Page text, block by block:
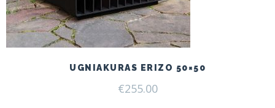
UGNIAKURAS ERIZO 50×50
€255.00